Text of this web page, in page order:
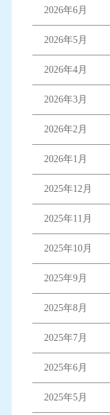
2026年6月
2026年5月
2026年4月
2026年3月
2026年2月
2026年1月
2025年12月
2025年11月
2025年10月
2025年9月
2025年8月
2025年7月
2025年6月
2025年5月